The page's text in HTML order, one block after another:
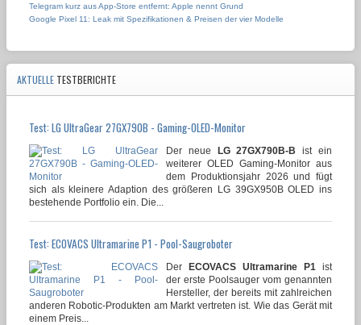
Telegram kurz aus App-Store entfernt: Apple nennt Grund
Google Pixel 11: Leak mit Spezifikationen & Preisen der vier Modelle
AKTUELLE TESTBERICHTE
Test: LG UltraGear 27GX790B - Gaming-OLED-Monitor
Der neue LG 27GX790B-B
ist ein
weiterer OLED Gaming-Monitor aus
dem Produktionsjahr 2026 und fügt
sich als kleinere Adaption des größeren LG 39GX950B OLED ins
bestehende Portfolio ein. Die...
Test: ECOVACS Ultramarine P1 - Pool-Saugroboter
Der ECOVACS Ultramarine P1 ist
der erste Poolsauger vom genannten
Hersteller, der bereits mit zahlreichen
anderen Robotic-Produkten am Markt vertreten ist. Wie das Gerät mit
einem Preis...